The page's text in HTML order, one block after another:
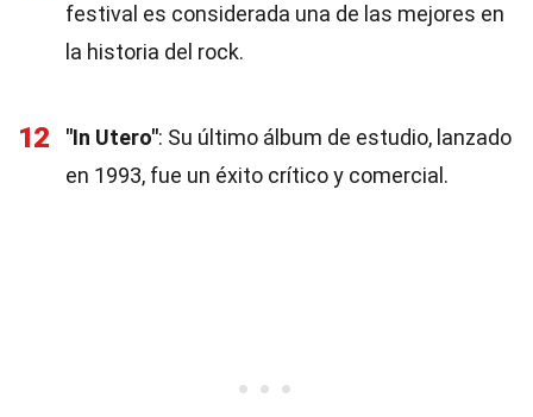
festival es considerada una de las mejores en
la historia del rock.
12 "In Utero": Su último álbum de estudio, lanzado
en 1993, fue un éxito crítico y comercial.